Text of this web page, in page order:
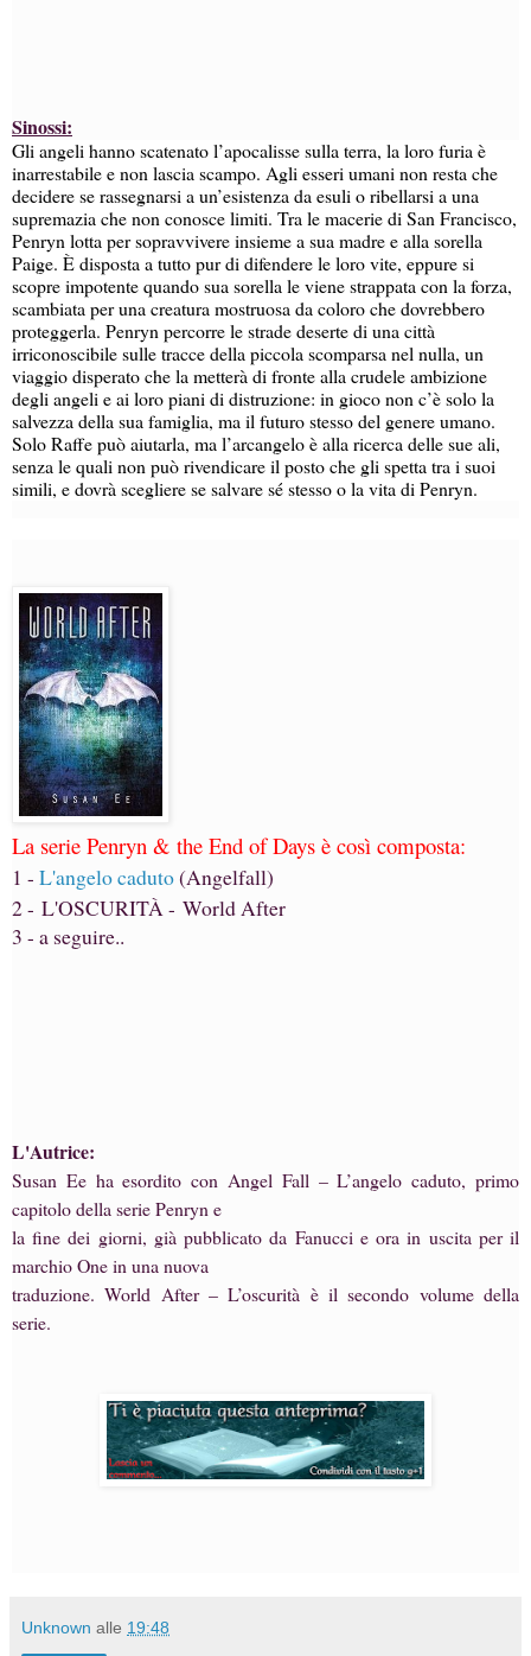
Sinossi:
Gli angeli hanno scatenato l’apocalisse sulla terra, la loro furia è
inarrestabile e non lascia scampo. Agli esseri umani non resta che
decidere se rassegnarsi a un’esistenza da esuli o ribellarsi a una
supremazia che non conosce limiti. Tra le macerie di San Francisco,
Penryn lotta per sopravvivere insieme a sua madre e alla sorella
Paige. È disposta a tutto pur di difendere le loro vite, eppure si
scopre impotente quando sua sorella le viene strappata con la forza,
scambiata per una creatura mostruosa da coloro che dovrebbero
proteggerla. Penryn percorre le strade deserte di una città
irriconoscibile sulle tracce della piccola scomparsa nel nulla, un
viaggio disperato che la metterà di fronte alla crudele ambizione
degli angeli e ai loro piani di distruzione: in gioco non c’è solo la
salvezza della sua famiglia, ma il futuro stesso del genere umano.
Solo Raffe può aiutarla, ma l’arcangelo è alla ricerca delle sue ali,
senza le quali non può rivendicare il posto che gli spetta tra i suoi
simili, e dovrà scegliere se salvare sé stesso o la vita di Penryn.
La serie Penryn & the End of Days è così composta:
1 - L'angelo caduto(Angelfall)
2 - L'OSCURITÀ - World After
3 - a seguire..
L'Autrice:
Susan Ee ha esordito con Angel Fall – L’angelo caduto, primo
capitolo della serie Penryn e
la fine dei giorni, già pubblicato da Fanucci e ora in uscita per il
marchio One in una nuova
traduzione. World After – L’oscurità è il secondo volume della
serie.
Unknown alle 19:48